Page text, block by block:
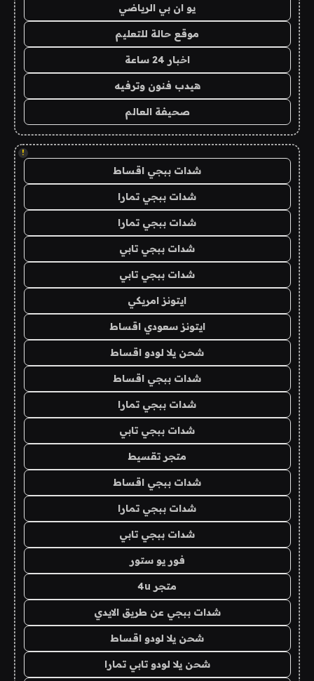
يو ان بي الرياضي
موقع حالة للتعليم
اخبار 24 ساعة
هيدب فنون وترفيه
صحيفة العالم
!
شدات ببجي اقساط
شدات ببجي تمارا
شدات ببجي تمارا
شدات ببجي تابي
شدات ببجي تابي
ايتونز امريكي
ايتونز سعودي اقساط
شحن يلا لودو اقساط
شدات ببجي اقساط
شدات ببجي تمارا
شدات ببجي تابي
متجر تقسيط
شدات ببجي اقساط
شدات ببجي تمارا
شدات ببجي تابي
فور يو ستور
متجر 4u
شدات ببجي عن طريق الايدي
شحن يلا لودو اقساط
شحن يلا لودو تابي تمارا